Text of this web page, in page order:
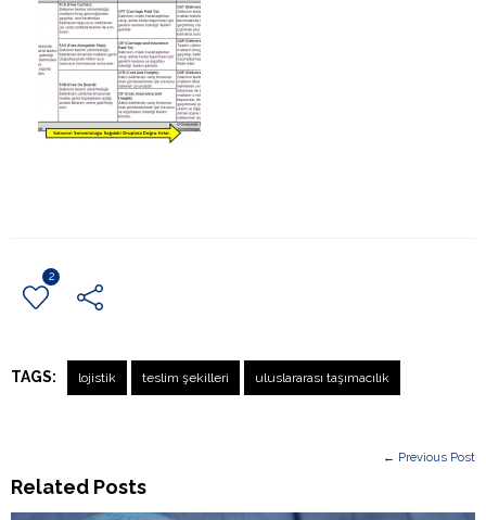
2
TAGS: lojistik teslim şekilleri uluslararası taşımacılık
Related Posts
← Previous Post